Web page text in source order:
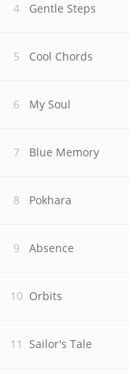
Gentle Steps
Cool Chords
My Soul
Blue Memory
Pokhara
Absence
Orbits
Sailor's Tale